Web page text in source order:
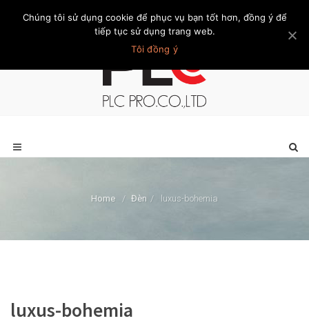
Trang chủ Giới thiệu Khách hàng Liên hệ Thành viên
Home / Đèn / luxus-bohemia
luxus-bohemia
Chúng tôi sử dụng cookie để phục vụ bạn tốt hơn, đồng ý để
tiếp tục sử dụng trang web.
Tôi đồng ý